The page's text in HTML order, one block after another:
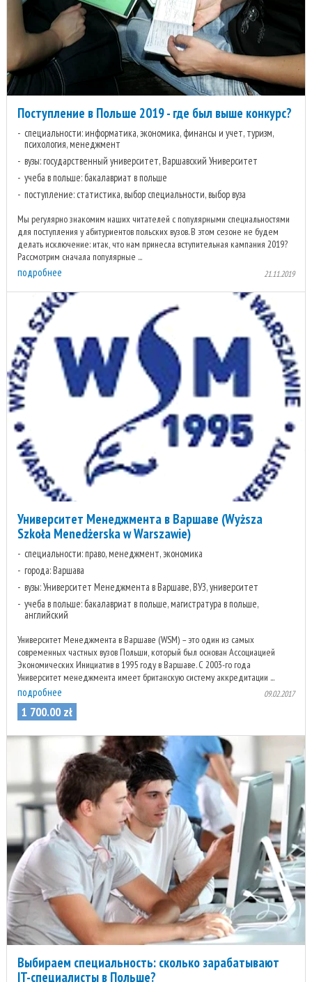
Поступление в Польше 2019 - где был выше конкурс?
специальности: информатика, экономика, финансы и учет, туризм,
психология, менеджмент
вузы: государственный университет, Варшавский Университет
учеба в польше: бакалавриат в польше
поступление: статистика, выбор специальности, выбор вуза
Мы регулярно знакомим наших читателей с популярными специальностями
для поступления у абитуриентов польских вузов. В этом сезоне не будем
делать исключение: итак, что нам принесла вступительная кампания 2019?
Рассмотрим сначала популярные ...
подробнее 21.11.2019
Университет Менеджмента в Варшаве (Wyższa
Szkoła Menedżerska w Warszawie)
специальности: право, менеджмент, экономика
города: Варшава
вузы: Университет Менеджмента в Варшаве, ВУЗ, университет
учеба в польше: бакалавриат в польше, магистратура в польше,
английский
Университет Менеджмента в Варшаве (WSM) – это один из самых
современных частных вузов Польши, который был основан Ассоциацией
Экономических Инициатив в 1995 году в Варшаве. С 2003-го года
Университет менеджмента имеет британскую систему аккредитации ...
подробнее 09.02.2017
1 700.00 zł
Выбираем специальность: сколько зарабатывают
IT-специалисты в Польше?